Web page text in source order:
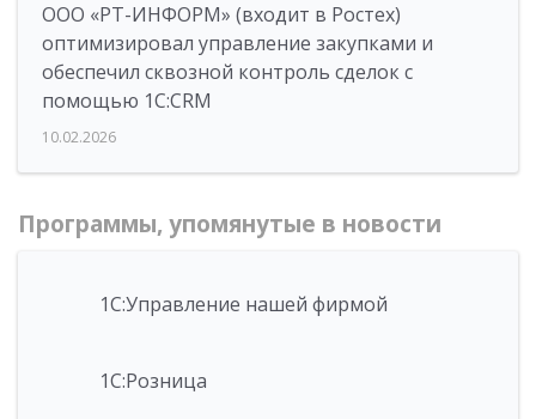
ООО «РТ-ИНФОРМ» (входит в Ростех)
оптимизировал управление закупками и
обеспечил сквозной контроль сделок с
помощью 1С:CRM
10.02.2026
Программы, упомянутые в новости
1С:Управление нашей фирмой
1С:Розница